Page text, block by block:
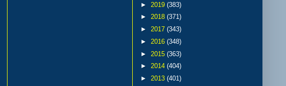
► 2019 (383)
► 2018 (371)
► 2017 (343)
► 2016 (348)
► 2015 (363)
► 2014 (404)
► 2013 (401)